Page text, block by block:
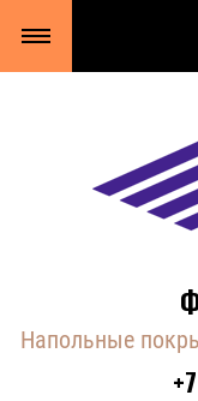
Напольные